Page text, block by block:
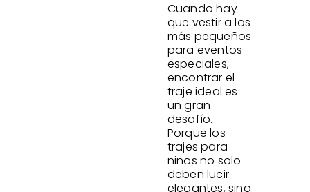
Cuando hay
que vestir a los
más pequeños
para eventos
especiales,
encontrar el
traje ideal es
un gran
desafío.
Porque los
trajes para
niños no solo
deben lucir
elegantes, sino